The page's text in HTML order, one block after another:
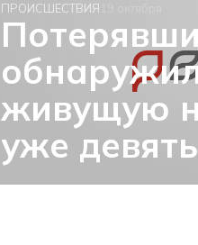
ПРОИСШЕСТВИЯ
живущую
уже